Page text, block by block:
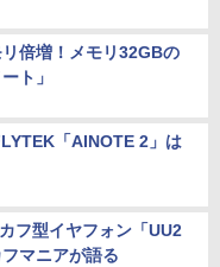
倍増！メモリ32GBの
ト」
「AINOTE 2」は
フ型イヤフォン「UU2
マニアが語る